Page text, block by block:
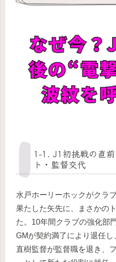
1-1. J1初挑戦の直
ト・監督交代
水戸ホーリーホックがクラ
果たした矢先に、まさかの
た。10年間クラブの強化部
GMが契約満了により退任
直樹監督が監督職を退き、